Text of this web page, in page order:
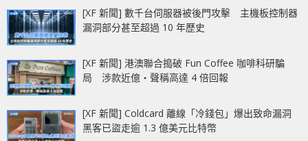
[XF 新聞] 數千台伺服器被後門攻擊 主機板控制器
漏洞部分甚至超過 10 年歷史
[XF 新聞] 港澳聯合搗破 Fun Coffee 咖啡科研騙
局 涉款近億‧聲稱高達 4 倍回報
[XF 新聞] Coldcard 離線「冷錢包」爆出致命漏洞
黑客已盜走逾 1.3 億美元比特幣